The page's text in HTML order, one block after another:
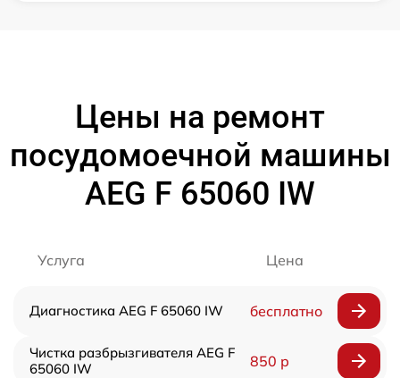
Цены на ремонт
посудомоечной машины
AEG F 65060 IW
Услуга Цена
Диагностика AEG F 65060 IW бесплатно
Чистка разбрызгивателя AEG F
65060 IW
850 р